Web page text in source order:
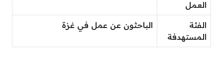
العمل
الفئة
المستهدفة
الباحثون عن عمل في غزة